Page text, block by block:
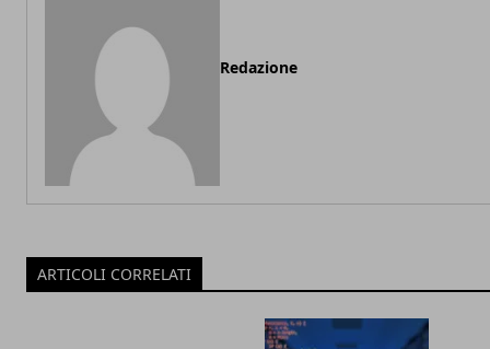
Redazione
ARTICOLI CORRELATI